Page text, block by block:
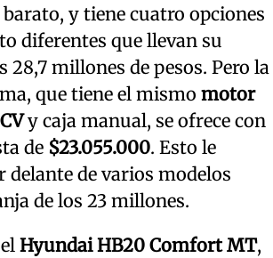
y tiene cuatro opciones
diferentes que llevan su
28,7 millones de pesos. Pero la
que tiene el mismo motor
y caja manual, se ofrece con
de $23.055.000. Esto le
delante de varios modelos
de los 23 millones.
Hyundai HB20 Comfort MT,